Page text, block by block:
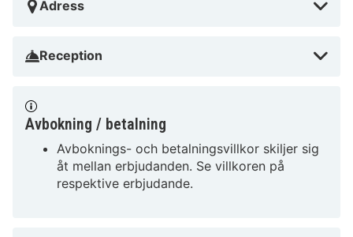
att erbjuda!
Adress
Reception
Avbokning / betalning
Avboknings- och betalningsvillkor skiljer sig
åt mellan erbjudanden. Se villkoren på
respektive erbjudande.